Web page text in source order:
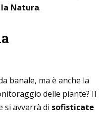
Natura.
banale, ma è anche la
delle piante? Il
si avvarrà di sofisticate